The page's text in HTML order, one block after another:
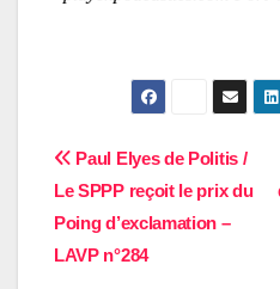
Navigation
de
l’article
Paul Elyes de Politis /
Le SPPP reçoit le prix du
Poing d’exclamation –
LAVP n°284